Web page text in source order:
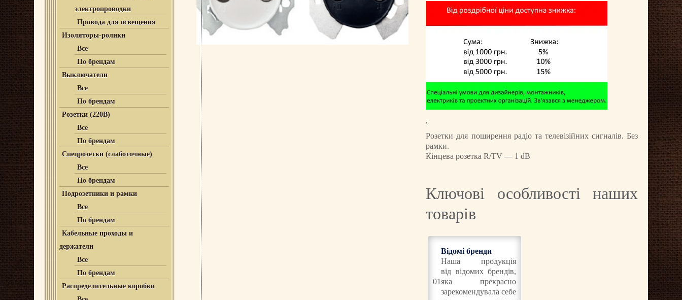
электропроводки
Провода для освещения
Изоляторы-ролики
Все
По брендам
Выключатели
Все
По брендам
Розетки (220В)
Все
По брендам
Спецрозетки (слаботочные)
Все
По брендам
Подрозетники и рамки
Все
По брендам
Кабельные проходы и
держатели
Все
По брендам
Распределительные коробки
,
Розетки для поширення радіо та телевізійних сигналів. Без
рамки.
Кінцева розетка R/TV — 1 dB
Ключові особливості наших
товарів
01
Відомі бренди
Наша продукція
від відомих брендів,
яка прекрасно
зарекомендувала себе